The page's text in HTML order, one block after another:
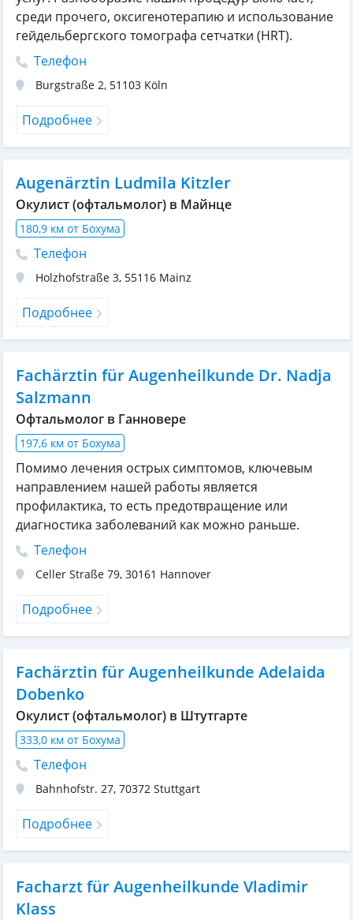
среди прочего, оксигенотерапию и использование
гейдельбергского томографа сетчатки (HRT).
Телефон
Burgstraße 2, 51103 Köln
Подробнее
Augenärztin Ludmila Kitzler
Окулист (офтальмолог) в Майнце
180,9 км от Бохума
Телефон
Holzhofstraße 3, 55116 Mainz
Подробнее
Fachärztin für Augenheilkunde Dr. Nadja
Salzmann
Офтальмолог в Ганновере
197,6 км от Бохума
Помимо лечения острых симптомов, ключевым
направлением нашей работы является
профилактика, то есть предотвращение или
диагностика заболеваний как можно раньше.
Телефон
Celler Straße 79, 30161 Hannover
Подробнее
Fachärztin für Augenheilkunde Adelaida
Dobenko
Окулист (офтальмолог) в Штутгарте
333,0 км от Бохума
Телефон
Bahnhofstr. 27, 70372 Stuttgart
Подробнее
Facharzt für Augenheilkunde Vladimir
Klass